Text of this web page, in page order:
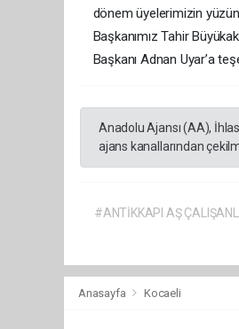
dönem üyelerimizin
Başkanımız Tahir
Başkanı Adnan Uyar’a
Anadolu Ajansı (AA),
ajans kanallarından
#ANTİKKAPI AŞ
Anasayfa Kocaeli